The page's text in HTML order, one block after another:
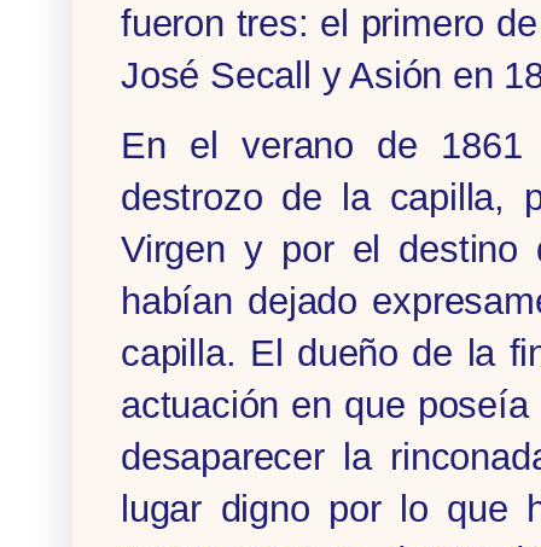
fueron tres: el primero
José Secall y Asión en
En el verano de
destrozo de la capilla,
Virgen y por el destino
habían dejado
capilla. El dueño de la
actuación en que
desaparecer la
lugar digno por lo que